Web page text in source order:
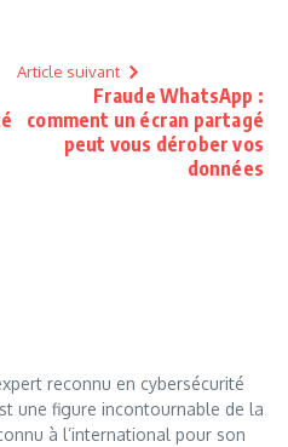
Article suivant
Fraude WhatsApp :
comment un écran partagé
peut vous dérober vos
données
reconnu en cybersécurité
une figure incontournable de la
à l’international pour son